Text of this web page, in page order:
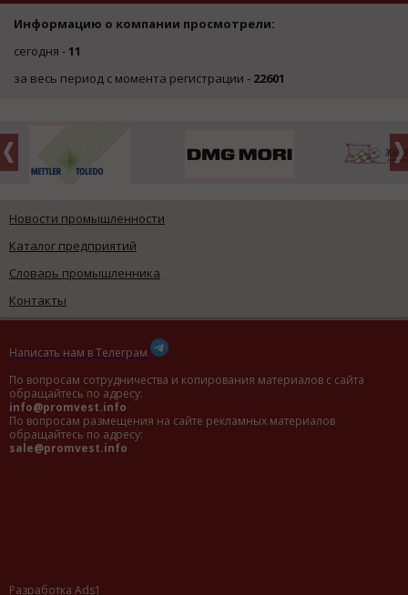
Информацию о компании просмотрели:
сегодня -11
за весь период с момента регистрации - 22601
Новости промышленности
Каталог предприятий
Словарь промышленника
Контакты
Написать нам в Телеграм
По вопросам сотрудничества и копирования материалов с сайта
обращайтесь по адресу:
info@promvest.info
По вопросам размещения на сайте рекламных материалов
обращайтесь по адресу:
sale@promvest.info
Разработка Ads1